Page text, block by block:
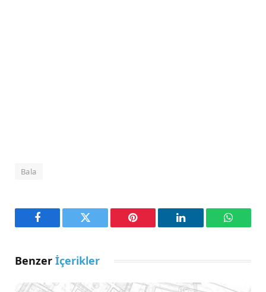
Bala
Facebook Twitter Pinterest LinkedIn
Benzer İçerikler